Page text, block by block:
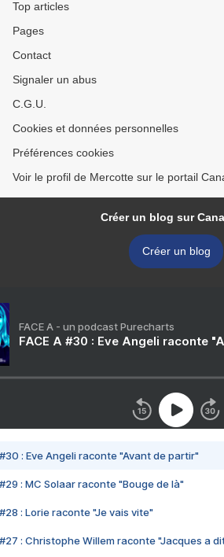
Top articles
Pages
Contact
Signaler un abus
C.G.U.
Cookies et données personnelles
Préférences cookies
Voir le profil de Mercotte sur le portail
Créer un blog sur
Créer un blog
FACE A - un podcast Purecharts
FACE A #30 : Eve Angeli raconte
#30 : Eve Angeli raconte "Avant de partir"
#29 : MC Solaar raconte "Bouge de là"
#28 : Lorie raconte "Je vais vite"
#27 : Christophe Willem raconte "Jacques a